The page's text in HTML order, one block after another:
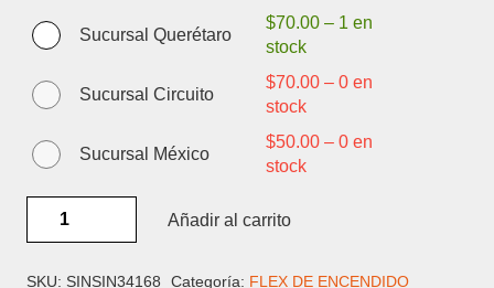
Sucursal Querétaro
$70.00 – 1 en
stock
Sucursal Circuito
$70.00 –0 en
stock
Sucursal México
$50.00 –0 en
stock
ONE
FLEX
Añadir al carrito
SKU: SINSIN34168 Categoría: FLEX DE ENCENDIDO